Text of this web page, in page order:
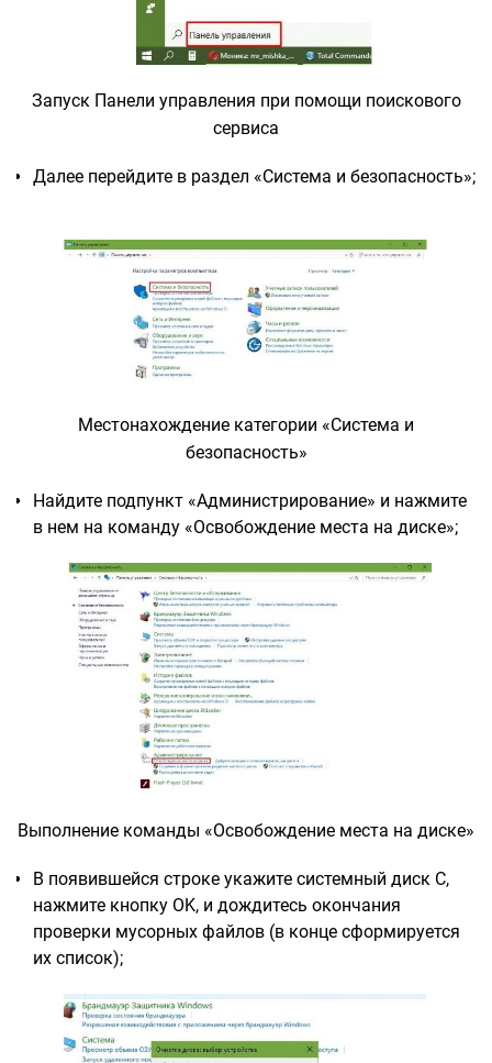
Запуск Панели управления при помощи поискового
сервиса
Далее перейдите в раздел «Система и безопасность»;
Местонахождение категории «Система и
безопасность»
Найдите подпункт «Администрирование» и нажмите
в нем на команду «Освобождение места на диске»;
Выполнение команды «Освобождение места на диске»
В появившейся строке укажите системный диск С,
нажмите кнопку OK, и дождитесь окончания
проверки мусорных файлов (в конце сформируется
их список);